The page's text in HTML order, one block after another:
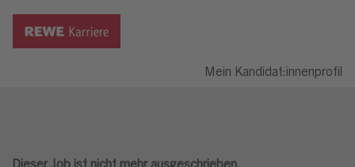
Mein Kandidat:innenprofil
Dieser Job ist nicht mehr ausgeschrieben.